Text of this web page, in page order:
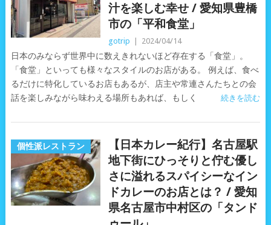
汁を楽しむ幸せ / 愛知県豊橋
市の「平和食堂」
gotrip 2024/04/14
日本のみならず世界中に数えきれないほど存在する「食堂」。
「食堂」といっても様々なスタイルのお店がある。 例えば、食べ
るだけに特化しているお店もあるが、店主や常連さんたちとの会
話を楽しみながら味わえる場所もあれば、もしく
続きを読む
個性派レストラン
【日本カレー紀行】名古屋駅
地下街にひっそりと佇む優し
さに溢れるスパイシーなイン
ドカレーのお店とは？ / 愛知
県名古屋市中村区の「タンド